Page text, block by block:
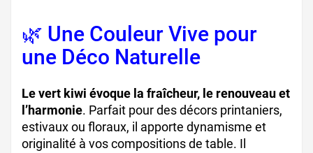
🌿 Une Couleur Vive pour
une Déco Naturelle
Le vert kiwi évoque la fraîcheur, le renouveau et
l’harmonie. Parfait pour des décors printaniers,
estivaux ou floraux, il apporte dynamisme et
originalité à vos compositions de table. Il